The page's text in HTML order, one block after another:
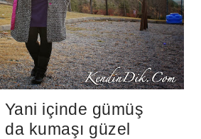
içinde gümüş
da kumaşı güzel